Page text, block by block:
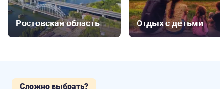
Ростовская область Отдых с детьми
Сложно выбрать?